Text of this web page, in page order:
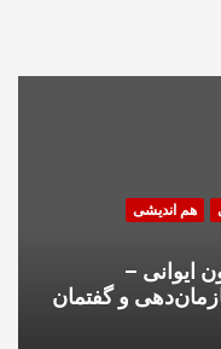
هم اندیشی
ایوانی –
و گفتمان